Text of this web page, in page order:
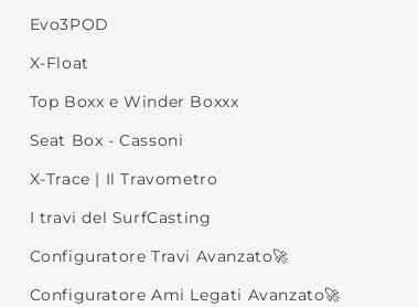
Evo3POD
X-Float
Top Boxx e Winder Boxxx
Seat Box - Cassoni
X-Trace | Il Travometro
I travi del SurfCasting
Configuratore Travi Avanzato🚀
Configuratore Ami Legati Avanzato🚀